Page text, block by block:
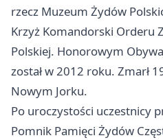
rzecz Muzeum Żydów
Krzyż Komandorski Orderu
Polskiej. Honorowym
został w 2012 roku. Zmarł
Nowym Jorku.
Po uroczystości uczestnicy
Pomnik Pamięci Żydów